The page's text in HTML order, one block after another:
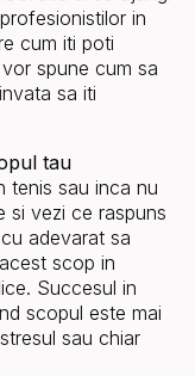
in
cum iti poti
spune cum sa
sa iti
tau
tenis sau inca nu
si vezi ce raspuns
adevarat sa
scop in
Succesul in
scopul este mai
sau chiar